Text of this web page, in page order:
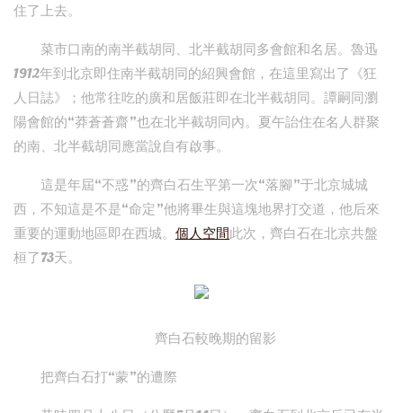
住了上去。
菜市口南的南半截胡同、北半截胡同多會館和名居。魯迅
1912年到北京即住南半截胡同的紹興會館，在這里寫出了《狂
人日誌》；他常往吃的廣和居飯莊即在北半截胡同。譚嗣同瀏
陽會館的“莽蒼蒼齋”也在北半截胡同內。夏午詒住在名人群聚
的南、北半截胡同應當說自有啟事。
這是年屆“不惑”的齊白石生平第一次“落腳”于北京城城
西，不知這是不是“命定”他將畢生與這塊地界打交道，他后來
重要的運動地區即在西城。 個人空間此次，齊白石在北京共盤
桓了73天。
齊白石較晚期的留影
把齊白石打“蒙”的遭際